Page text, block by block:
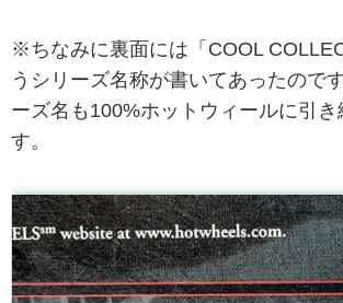
※ちなみに裏面には「COOL
うシリーズ名称が書いてあったので
ーズ名も100%ホットウィールに引き
す。